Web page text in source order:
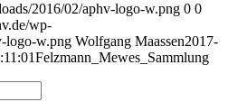
2016/02/aphv-logo-w.png 0 0
wp-
logo-w.png Wolfgang Maassen2017-
Felzmann_Mewes_Sammlung